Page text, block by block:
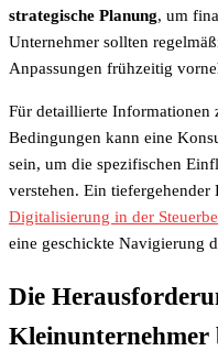
strategische Planung, um
Unternehmer sollten
Anpassungen frühzeitig
Für detaillierte Informationen
Bedingungen kann eine
sein, um die spezifischen
verstehen. Ein
Digitalisierung in der
eine geschickte Navigierung
Die
Kleinunternehmer